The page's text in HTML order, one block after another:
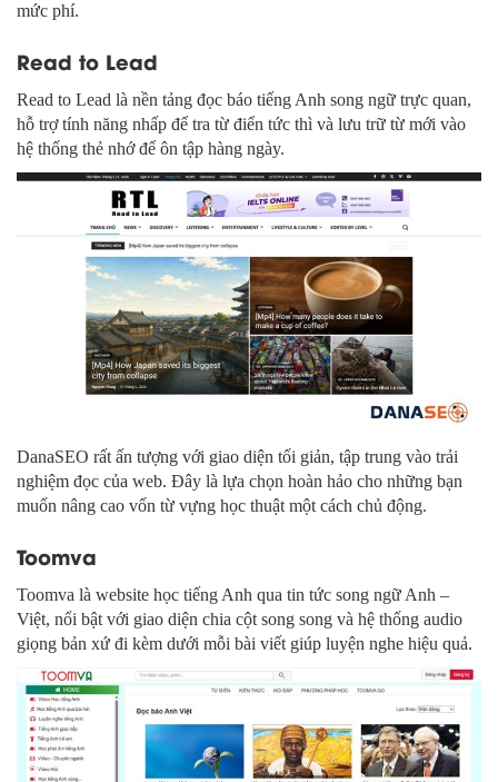
mức phí.
Read to Lead
Read to Lead là nền tảng đọc báo tiếng Anh song ngữ trực quan,
hỗ trợ tính năng nhấp để tra từ điển tức thì và lưu trữ từ mới vào
hệ thống thẻ nhớ để ôn tập hàng ngày.
DanaSEO rất ấn tượng với giao diện tối giản, tập trung vào trải
nghiệm đọc của web. Đây là lựa chọn hoàn hảo cho những bạn
muốn nâng cao vốn từ vựng học thuật một cách chủ động.
Toomva
Toomva là website học tiếng Anh qua tin tức song ngữ Anh –
Việt, nổi bật với giao diện chia cột song song và hệ thống audio
giọng bản xứ đi kèm dưới mỗi bài viết giúp luyện nghe hiệu quả.